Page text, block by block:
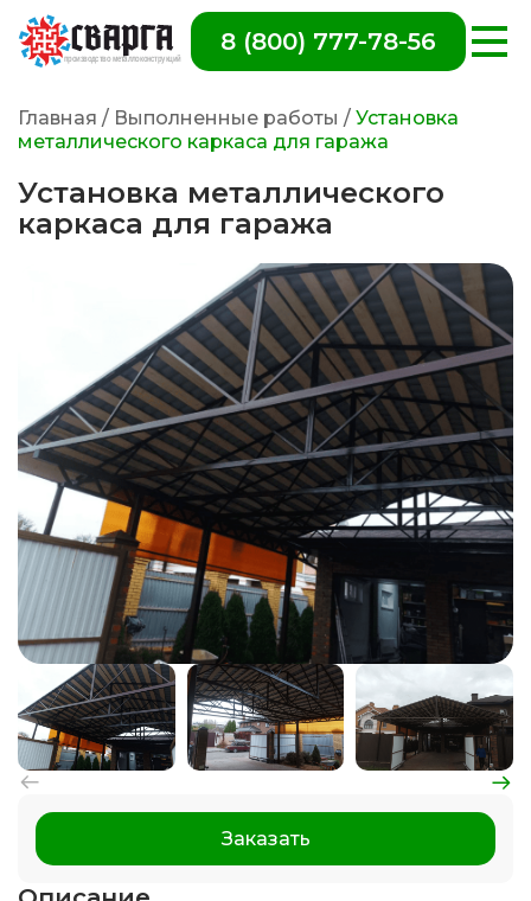
8 (800) 777-78-56
Главная / Выполненные работы / Установка
металлического каркаса для гаража
Установка металлического
каркаса для гаража
Заказать